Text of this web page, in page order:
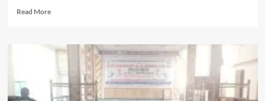
Read More